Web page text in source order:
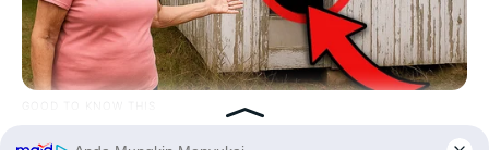
GOOD TO KNOW THIS